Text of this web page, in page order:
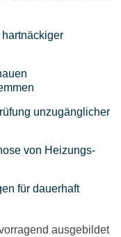
unzugänglicher
von Heizungs-
für dauerhaft
ausgebildet